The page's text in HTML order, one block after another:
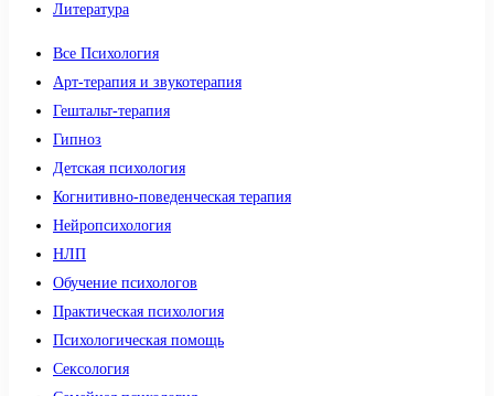
Литература
Все Психология
Арт-терапия и звукотерапия
Гештальт-терапия
Гипноз
Детская психология
Когнитивно-поведенческая терапия
Нейропсихология
НЛП
Обучение психологов
Практическая психология
Психологическая помощь
Сексология